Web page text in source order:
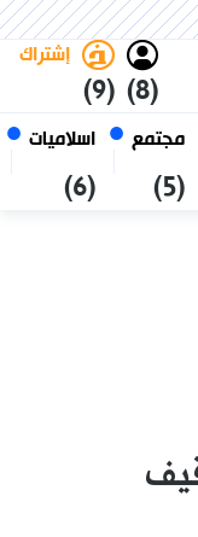
مجتمع
(5)
اسلاميات
(6)
(8)
إشتراك
(9)